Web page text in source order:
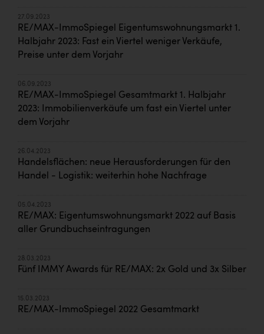
27.09.2023
RE/MAX-ImmoSpiegel Eigentumswohnungsmarkt 1.
Halbjahr 2023: Fast ein Viertel weniger Verkäufe,
Preise unter dem Vorjahr
06.09.2023
RE/MAX-ImmoSpiegel Gesamtmarkt 1. Halbjahr
2023: Immobilienverkäufe um fast ein Viertel unter
dem Vorjahr
26.04.2023
Handelsflächen: neue Herausforderungen für den
Handel - Logistik: weiterhin hohe Nachfrage
05.04.2023
RE/MAX: Eigentumswohnungsmarkt 2022 auf Basis
aller Grundbuchseintragungen
28.03.2023
Fünf IMMY Awards für RE/MAX: 2x Gold und 3x Silber
15.03.2023
RE/MAX-ImmoSpiegel 2022 Gesamtmarkt